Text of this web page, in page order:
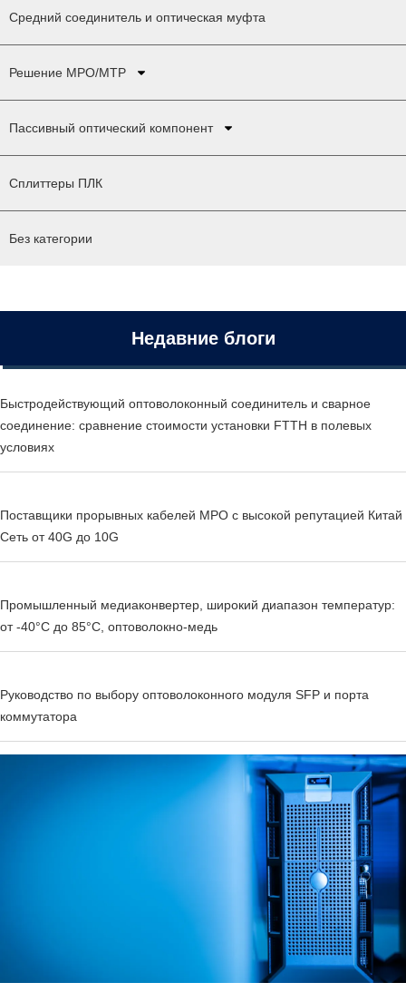
Средний соединитель и оптическая муфта
Решение MPO/MTP
Пассивный оптический компонент
Сплиттеры ПЛК
Без категории
Недавние блоги
Быстродействующий оптоволоконный соединитель и сварное
соединение: сравнение стоимости установки FTTH в полевых
условиях
Поставщики прорывных кабелей MPO с высокой репутацией Китай
Сеть от 40G до 10G
Промышленный медиаконвертер, широкий диапазон температур:
от -40°C до 85°C, оптоволокно-медь
Руководство по выбору оптоволоконного модуля SFP и порта
коммутатора